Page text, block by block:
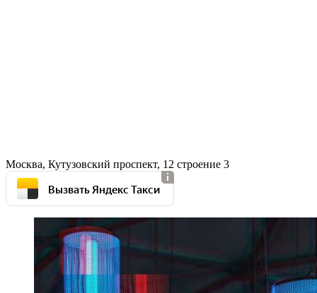
Москва, Кутузовский проспект, 12 строение 3
Вызвать Яндекс Такси